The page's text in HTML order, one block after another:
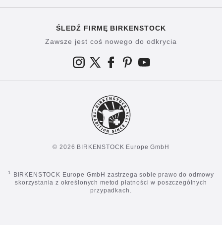
ŚLEDŹ FIRMĘ BIRKENSTOCK
Zawsze jest coś nowego do odkrycia
© 2026 BIRKENSTOCK Europe GmbH
1
BIRKENSTOCK Europe GmbH zastrzega sobie prawo do odmowy
skorzystania z określonych metod płatności w poszczególnych
przypadkach.